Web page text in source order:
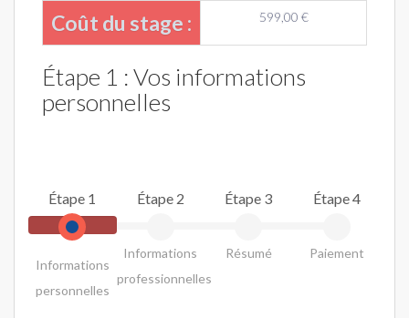
Coût du stage : 599,00 €
Étape 1 : Vos informations
personnelles
Étape 1
Informations
personnelles
Étape 2
Informations
professionnelles
Étape 3
Résumé
Étape 4
Paiement